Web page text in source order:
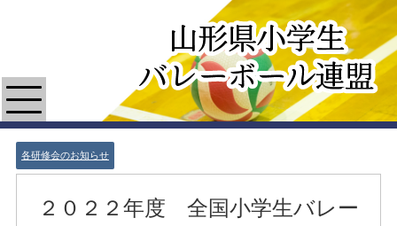
各研修会のお知らせ
２０２２年度 全国小学生バレー